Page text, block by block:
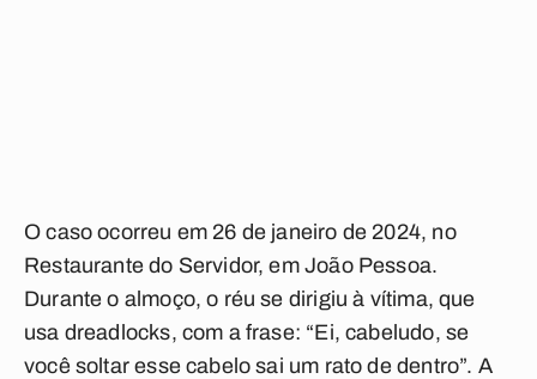
O caso ocorreu em 26 de janeiro de 2024, no
Restaurante do Servidor, em João Pessoa.
Durante o almoço, o réu se dirigiu à vítima, que
usa dreadlocks, com a frase: “Ei, cabeludo, se
você soltar esse cabelo sai um rato de dentro”. A